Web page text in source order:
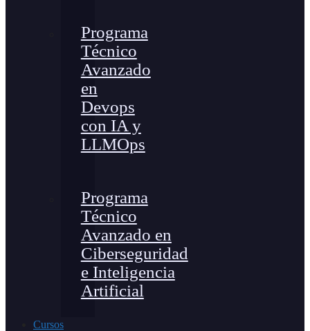
Programa
Técnico
Avanzado
en
Devops
con IA y
LLMOps
Programa
Técnico
Avanzado en
Ciberseguridad
e Inteligencia
Artificial
Cursos